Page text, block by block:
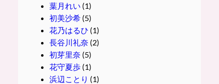
葉月れい (1)
初美沙希(5)
花乃はるひ (1)
長谷川礼奈 (2)
初芽里奈 (5)
花守夏歩(1)
浜辺ことり (1)